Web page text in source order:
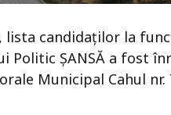
lista candidaților la
Politic ȘANSĂ a fost
Municipal Cahul nr.